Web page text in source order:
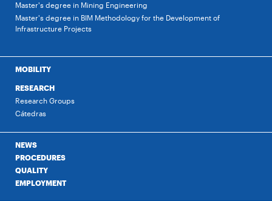
Master's degree in Mining Engineering
Master's degree in BIM Methodology for the Development of
Infrastructure Projects
MOBILITY
RESEARCH
Research Groups
Cátedras
NEWS
PROCEDURES
QUALITY
EMPLOYMENT